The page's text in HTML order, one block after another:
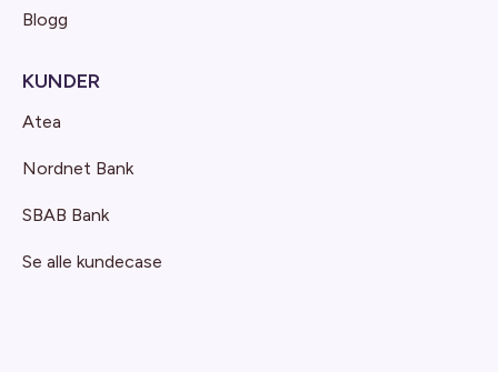
Blogg
KUNDER
Atea
Nordnet Bank
SBAB Bank
Se alle kundecase